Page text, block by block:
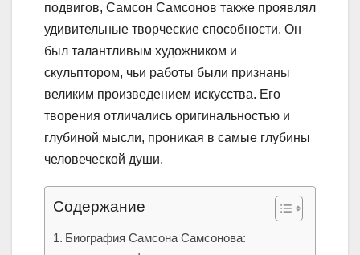
подвигов, Самсон Самсонов также проявлял
удивительные творческие способности. Он
был талантливым художником и
скульптором, чьи работы были признаны
великим произведением искусства. Его
творения отличались оригинальностью и
глубиной мысли, проникая в самые глубины
человеческой души.
Содержание
Биография Самсона Самсонова: